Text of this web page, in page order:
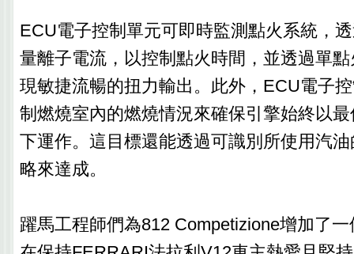
ECU電子控制單元可即時監測點火系統，
量離子電流，以控制點火時間，並透過單
現敏捷流暢的扭力輸出。此外，ECU電子
制燃燒室內的燃燒情況來確保引擎始終以
下運作。這目標還能透過可識別所使用汽
略來達成。
躍馬工程師們為812 Competizione增加了